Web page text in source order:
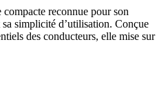
reconnue pour son
simplicité d’utilisation. Conçue
des conducteurs, elle mise sur